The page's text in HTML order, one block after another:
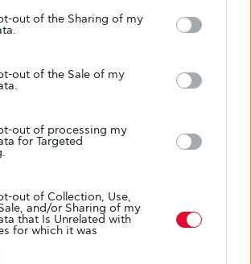
out of the Sharing of my
out of the Sale of my
out of processing my
for Targeted
out of Collection, Use,
and/or Sharing of my
that Is Unrelated with
for which it was
νέο χάπι ινσουλίνης πιθανώς να
το σάκχαρο χωρίς ενέσεις
2026
και μάνγκο μπορεί να
την καρδιαγγειακή υγεία